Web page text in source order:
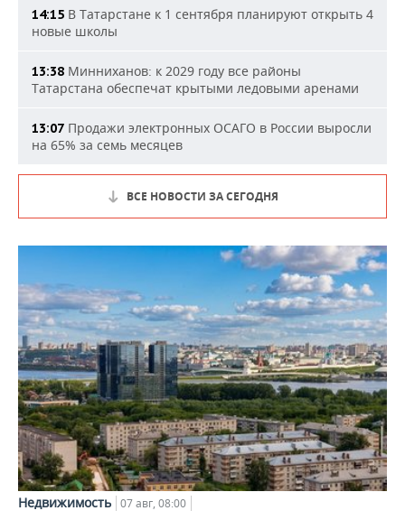
14:15 В Татарстане к 1 сентября планируют открыть 4
новые школы
13:38 Минниханов: к 2029 году все районы
Татарстана обеспечат крытыми ледовыми аренами
13:07 Продажи электронных ОСАГО в России выросли
на 65% за семь месяцев
ВСЕ НОВОСТИ ЗА СЕГОДНЯ
Недвижимость 07 авг, 08:00